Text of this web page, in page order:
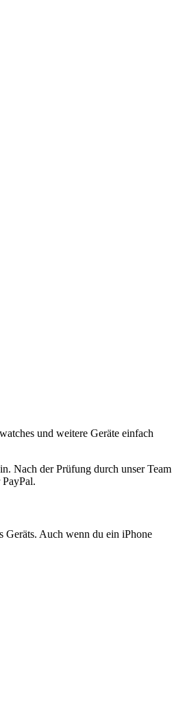
und weitere Geräte einfach
Nach der Prüfung durch unser Team
Geräts. Auch wenn du ein iPhone